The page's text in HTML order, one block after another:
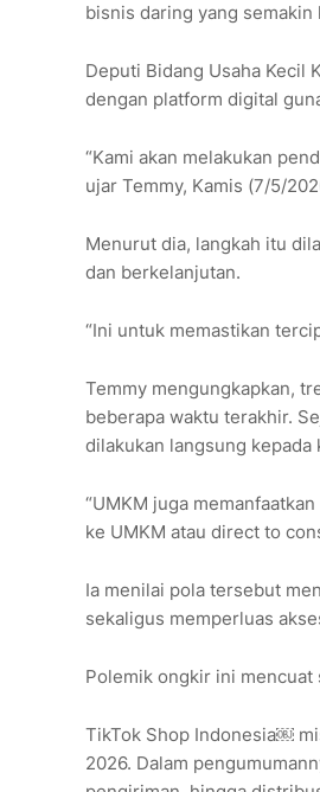
bisnis daring yang semakin
Deputi Bidang Usaha Kecil
dengan platform digital
“Kami akan melakukan
ujar Temmy, Kamis (7/5/
Menurut dia, langkah itu
dan berkelanjutan.
“Ini untuk memastikan
Temmy mengungkapkan,
beberapa waktu terakhir.
dilakukan langsung
“UMKM juga
ke UMKM atau direct to
Ia menilai pola tersebut
sekaligus memperluas
Polemik ongkir ini
TikTok Shop Indonesia￼
2026. Dalam